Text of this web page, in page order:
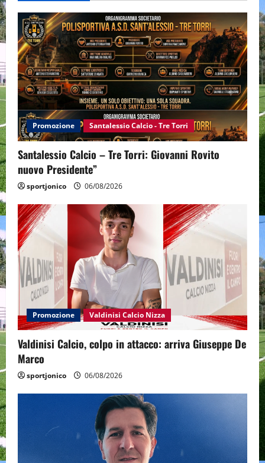
Promozione Santalessio Calcio - Tre Torri
Santalessio Calcio – Tre Torri: Giovanni Rovito
nuovo Presidente”
sportjonico 06/08/2026
Promozione Valdinisi Calcio Nizza
Valdinisi Calcio, colpo in attacco: arriva Giuseppe De
Marco
sportjonico 06/08/2026